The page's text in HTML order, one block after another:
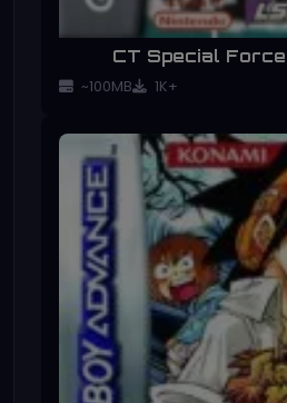
CT Special
~100MB 1K+